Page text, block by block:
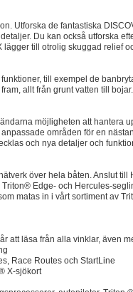
Utforska de fantastiska
Du kan också utforska
till otrolig skuggad relief
till exempel de
allt från grunt vatten till bojar.
möjligheten att hantera
områden för en
och nya detaljer och
över hela båten. Anslut
Edge- och Hercules-
matas in i vårt sortiment av
att läsa från alla vinklar, även
Race Routes och StartLine
X-sjökort